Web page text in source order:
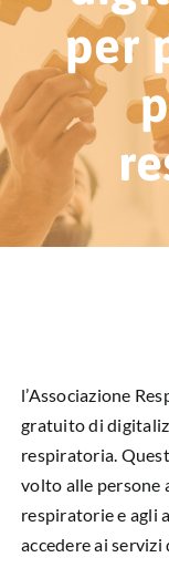
NEWS & EVENTI
CHI SIAMO
L’ANGOLO
CONTATTI
per
l’Associazione
gratuito di
respiratoria.
volto alle persone
respiratorie e agli
accedere ai